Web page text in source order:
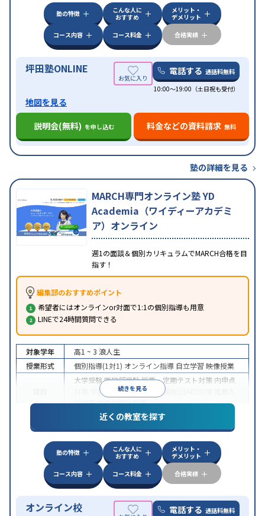
特徴
中高一貫校生に対応授業の振替可能 不登校生に対
学習にPC・タブレットを利用オンライン対応
科目から受講可能季節講習のみの受講可発達障害
の子どもに対応
塾の特徴
こんな人に
おすすめ
メリット・
デメリット
コース内容
コース料金 合格実績
坪田塾ONLINE 電話する 通話料無料
10:00～19:00（土日祝も受付）
地図を見る
説明会(無料) を申し込む 料金などの資料請求 無料
塾の詳細を見る
MARCH専門オンライン塾 YD
Academia（ワイディーアカデミ
ア）オンライン
週1の面談＆個別カリキュラムでMARCH合格を目
指す！
編集部のおすすめポイント
希望者にはオンラインor対面で1:1の個別指導も用意
LINEで24時間質問できる
続きを見る
対象学年 高1 ~ 3 浪人生
授業形式
個別指導(1対1) オンライン指導 自立学習 映像授業
大学受験医学部受験授業・定期テスト対策 内申点
学習習慣の定着 総合型選抜(旧AO)対策
試対策学校別特化対策
特徴
中高一貫校生に対応授業の振替可能
学習にPC・タブレットを利用オンライン対応1
科目から受講可能
近くの教室を探す
塾の特徴
こんな人に
おすすめ
メリット・
デメリット
コース内容
コース料金 合格実績
オンライン校 電話する 通話料無料